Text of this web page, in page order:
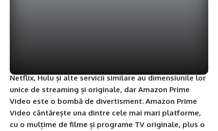
Netflix, Hulu și alte servicii similare au dimensiunile lor
unice de streaming și originale, dar Amazon Prime
Video este o bombă de divertisment. Amazon Prime
Video cântărește una dintre cele mai mari platforme,
cu o mulțime de filme și programe TV originale, plus o